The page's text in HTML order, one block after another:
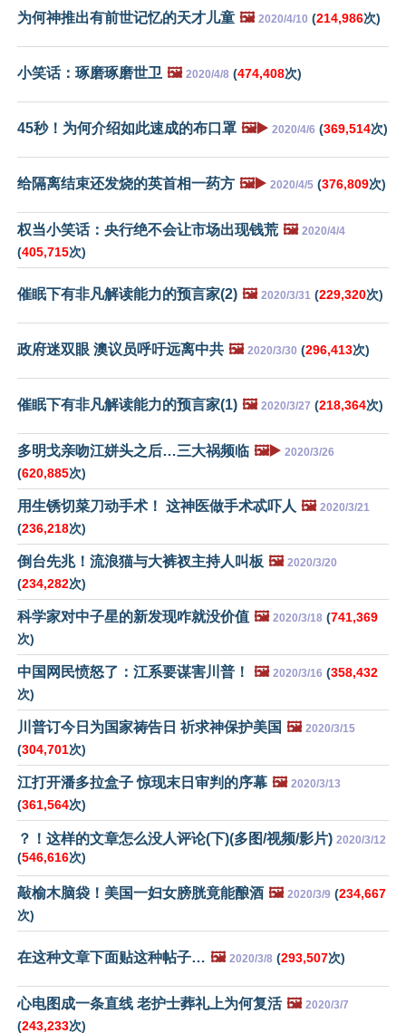
为何神推出有前世记忆的天才儿童 🖼️ 2020/4/10 (214,986次)
小笑话：琢磨琢磨世卫 🖼️ 2020/4/8 (474,408次)
45秒！为何介绍如此速成的布口罩 🖼️▶️ 2020/4/6 (369,514次)
给隔离结束还发烧的英首相一药方 🖼️▶️ 2020/4/5 (376,809次)
权当小笑话：央行绝不会让市场出现钱荒 🖼️ 2020/4/4
(405,715次)
催眠下有非凡解读能力的预言家(2) 🖼️ 2020/3/31 (229,320次)
政府迷双眼 澳议员呼吁远离中共 🖼️ 2020/3/30 (296,413次)
催眠下有非凡解读能力的预言家(1) 🖼️ 2020/3/27 (218,364次)
多明戈亲吻江姘头之后…三大祸频临 🖼️▶️ 2020/3/26
(620,885次)
用生锈切菜刀动手术！ 这神医做手术忒吓人 🖼️ 2020/3/21
(236,218次)
倒台先兆！流浪猫与大裤衩主持人叫板 🖼️ 2020/3/20
(234,282次)
科学家对中子星的新发现咋就没价值 🖼️ 2020/3/18 (741,369
次)
中国网民愤怒了：江系要谋害川普！ 🖼️ 2020/3/16 (358,432
次)
川普订今日为国家祷告日 祈求神保护美国 🖼️ 2020/3/15
(304,701次)
江打开潘多拉盒子 惊现末日审判的序幕 🖼️ 2020/3/13
(361,564次)
？！这样的文章怎么没人评论(下)(多图/视频/影片) 2020/3/12
(546,616次)
敲榆木脑袋！美国一妇女膀胱竟能酿酒 🖼️ 2020/3/9 (234,667
次)
在这种文章下面贴这种帖子… 🖼️ 2020/3/8 (293,507次)
心电图成一条直线 老护士葬礼上为何复活 🖼️ 2020/3/7
(243,233次)